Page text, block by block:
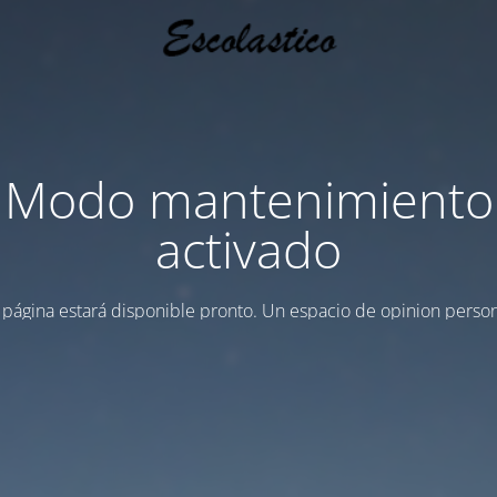
Modo mantenimiento
activado
estará disponible pronto. Un espacio de opinion